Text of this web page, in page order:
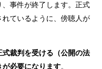
事件が終了します。正式
ているように、傍聴人が
式裁判を受ける（公開の法
必要になります。